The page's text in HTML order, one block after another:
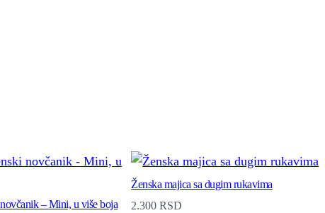
– Mini, u više boja
Ženska majica sa dugim rukavima
2.300RSD